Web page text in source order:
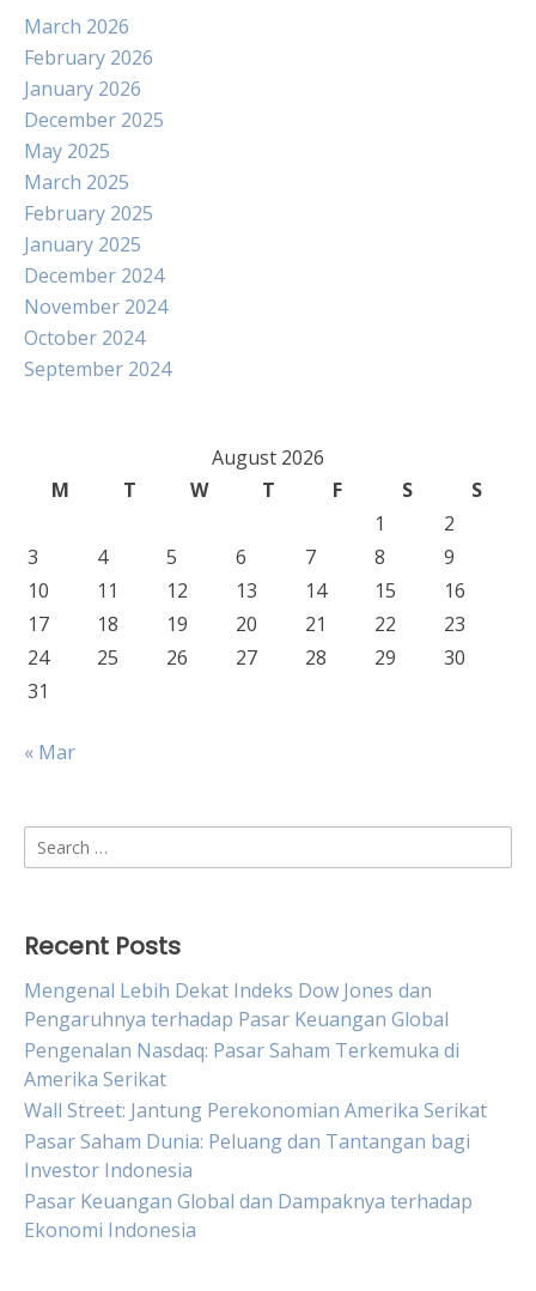
March 2026
February 2026
January 2026
December 2025
May 2025
March 2025
February 2025
January 2025
December 2024
November 2024
October 2024
September 2024
August 2026
M
T W T F S
S
1
2
3
4 5 6 7 8
9
10
11 12 13 14 15
16
17
18 19 20 21 22
23
24
25 26 27 28 29
30
31
« Mar
Search
for:
Recent Posts
Mengenal Lebih Dekat Indeks Dow Jones dan
Pengaruhnya terhadap Pasar Keuangan Global
Pengenalan Nasdaq: Pasar Saham Terkemuka di
Amerika Serikat
Wall Street: Jantung Perekonomian Amerika Serikat
Pasar Saham Dunia: Peluang dan Tantangan bagi
Investor Indonesia
Pasar Keuangan Global dan Dampaknya terhadap
Ekonomi Indonesia